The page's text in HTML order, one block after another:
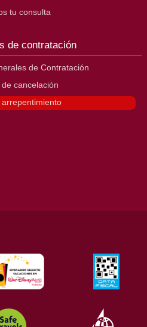
tu consulta
de contratación
de Contratación
cancelación
arrepentimiento